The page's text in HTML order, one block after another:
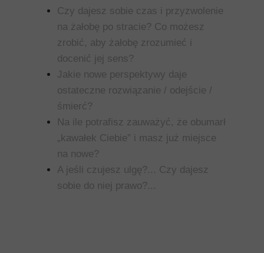
Czy dajesz sobie czas i przyzwolenie
na żałobę po stracie? Co możesz
zrobić, aby żałobę zrozumieć i
docenić jej sens?
Jakie nowe perspektywy daje
ostateczne rozwiązanie / odejście /
śmierć?
Na ile potrafisz zauważyć, że obumarł
„kawałek Ciebie” i masz już miejsce
na nowe?
A jeśli czujesz ulgę?... Czy dajesz
sobie do niej prawo?...